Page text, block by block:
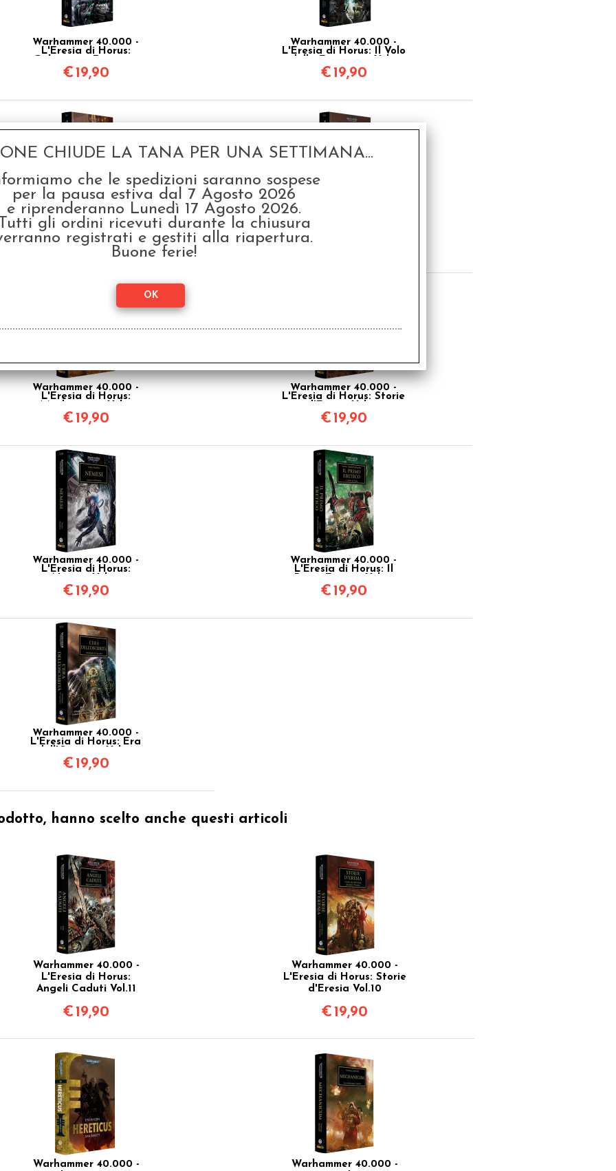
Warhammer 40.000 -
L'Eresia di Horus:
Vol.3
€ 19,90
Warhammer 40.000 -
L'Eresia di Horus: Il Volo
€ 19,90
Warhammer 40.000 -
L'Eresia di Horus: La
Calata Degli Angeli
Vol.6
€19,90
Warhammer 40.000 -
L'Eresia di Horus:
Warhammer 40.000 -
L'Eresia di Horus:
€ 19,90
Warhammer 40.000 -
L'Eresia di Horus: Storie
€ 19,90
Warhammer 40.000 -
L'Eresia di Horus:
€ 19,90
Warhammer 40.000 -
L'Eresia di Horus: Il
€ 19,90
Warhammer 40.000 -
L'Eresia di Horus: Era
€ 19,90
hanno scelto anche questi articoli
Warhammer 40.000 -
L'Eresia di Horus:
Angeli Caduti Vol.11
€ 19,90
Warhammer 40.000 -
L'Eresia di Horus: Storie
d'Eresia Vol.10
€ 19,90
Warhammer 40.000 -
Warhammer 40.000 -
CHIUDE LA TANA PER UNA SETTIMANA...
che le spedizioni saranno sospese
per la pausa estiva dal 7 Agosto 2026
e riprenderanno Lunedì 17 Agosto 2026.
Tutti gli ordini ricevuti durante la chiusura
registrati e gestiti alla riapertura.
Buone ferie!